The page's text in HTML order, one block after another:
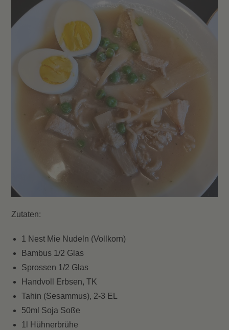
Zutaten:
1 Nest Mie Nudeln (Vollkorn)
Bambus 1/2 Glas
Sprossen 1/2 Glas
Handvoll Erbsen, TK
Tahin (Sesammus), 2-3 EL
50ml Soja Soße
1l Hühnerbrühe